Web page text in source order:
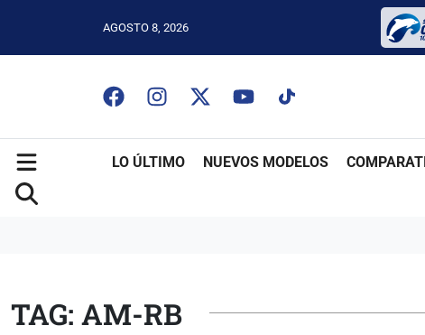
AGOSTO 8, 2026
LO ÚLTIMO NUEVOS MODELOS
TAG: AM-RB